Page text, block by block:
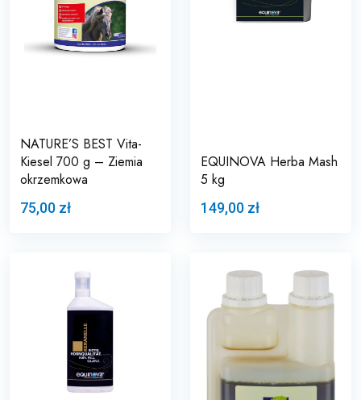
NATURE’S BEST Vita-
Kiesel 700 g – Ziemia
okrzemkowa
75,00 zł
EQUINOVA Herba Mash
5 kg
149,00 zł